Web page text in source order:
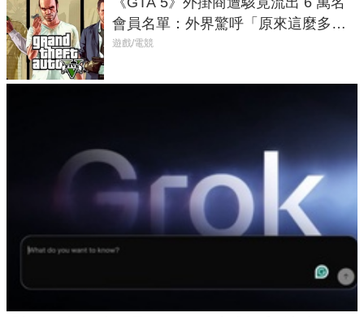
會員名單：外界驚呼「原來這麼多人
在開掛！」
遊戲/電競